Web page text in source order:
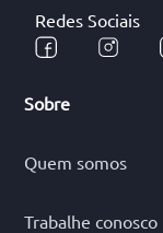
Redes Sociais
Sobre
Quem somos
Trabalhe conosco